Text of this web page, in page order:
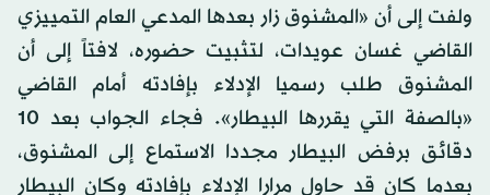
ولفت إلى أن «المشنوق زار بعدها المدعي العام التمييزي
القاضي غسان عويدات، لتثبيت حضوره، لافتاً إلى أن
المشنوق طلب رسميا الإدلاء بإفادته أمام القاضي
«بالصفة التي يقررها البيطار». فجاء الجواب بعد 10
دقائق برفض البيطار مجددا الاستماع إلى المشنوق،
بعدما كان قد حاول مرارا الإدلاء بإفادته وكان البيطار